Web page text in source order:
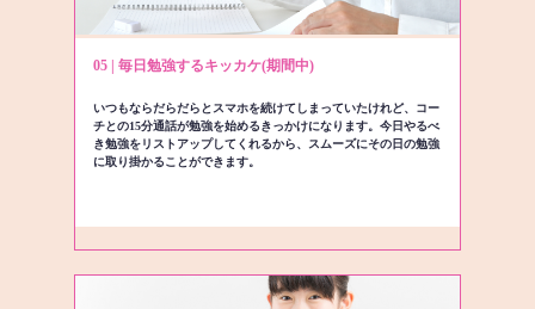
05 | 毎日勉強するキッカケ(期間中)
いつもならだらだらとスマホを続けてしまっていたけれど、コー
チとの15分通話が勉強を始めるきっかけになります。今日やるべ
き勉強をリストアップしてくれるから、スムーズにその日の勉強
に取り掛かることができます。